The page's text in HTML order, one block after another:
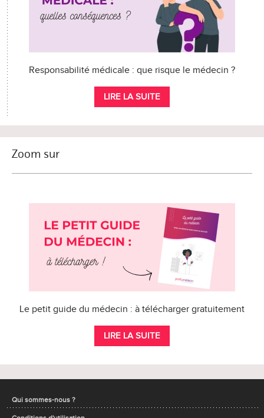
Responsabilité médicale : que risque le médecin ?
LIRE LA SUITE
Zoom sur
Le petit guide du médecin : à télécharger gratuitement
LIRE LA SUITE
Qui sommes-nous ?